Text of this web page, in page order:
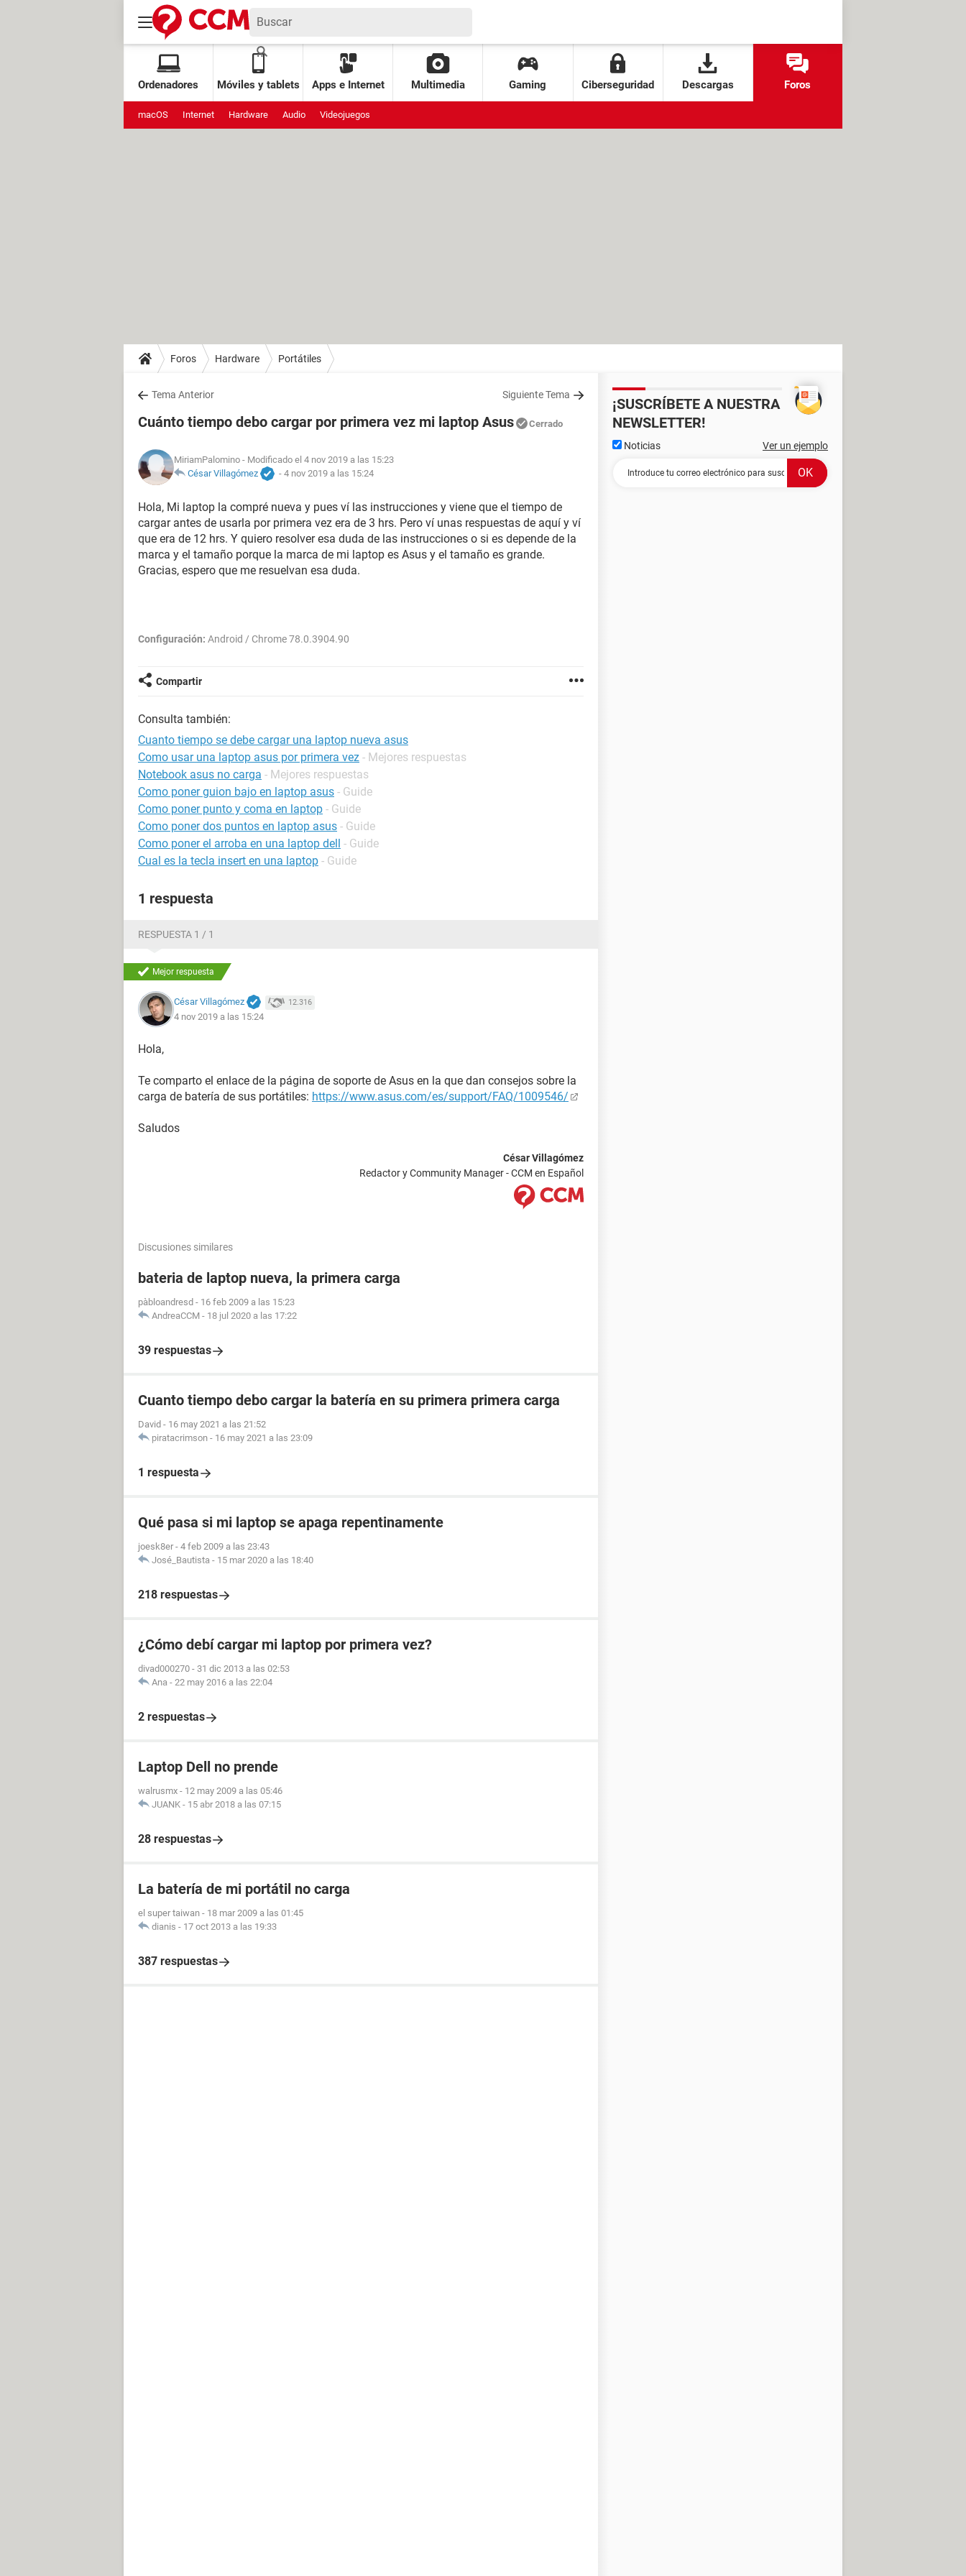
Ordenadores Móviles y tablets Apps e Internet Multimedia Gaming Ciberseguridad Descargas Foros
macOS Internet Hardware Audio Videojuegos
Foros Hardware Portátiles
Tema Anterior Siguiente Tema
Cuánto tiempo debo cargar por primera vez mi laptop Asus Cerrado
MiriamPalomino - Modificado el 4 nov 2019 a las 15:23
César Villagómez
- 4 nov 2019 a las 15:24
Hola, Mi laptop la compré nueva y pues ví las instrucciones y viene que el tiempo de
cargar antes de usarla por primera vez era de 3 hrs. Pero ví unas respuestas de aquí y ví
que era de 12 hrs. Y quiero resolver esa duda de las instrucciones o si es depende de la
marca y el tamaño porque la marca de mi laptop es Asus y el tamaño es grande.
Gracias, espero que me resuelvan esa duda.
Configuración: Android / Chrome 78.0.3904.90
Compartir
Consulta también:
Cuanto tiempo se debe cargar una laptop nueva asus
Como usar una laptop asus por primera vez - Mejores respuestas
Notebook asus no carga - Mejores respuestas
Como poner guion bajo en laptop asus - Guide
Como poner punto y coma en laptop - Guide
Como poner dos puntos en laptop asus - Guide
Como poner el arroba en una laptop dell - Guide
Cual es la tecla insert en una laptop - Guide
1 respuesta
RESPUESTA 1 / 1
Mejor respuesta
César Villagómez 12.316
4 nov 2019 a las 15:24
Hola,
Te comparto el enlace de la página de soporte de Asus en la que dan consejos sobre la
carga de batería de sus portátiles: https://www.asus.com/es/support/FAQ/1009546/
Saludos
César Villagómez
Redactor y Community Manager - CCM en Español
Discusiones similares
bateria de laptop nueva, la primera carga
pàbloandresd - 16 feb 2009 a las 15:23
AndreaCCM - 18 jul 2020 a las 17:22
39 respuestas
Cuanto tiempo debo cargar la batería en su primera primera carga
David - 16 may 2021 a las 21:52
piratacrimson - 16 may 2021 a las 23:09
1 respuesta
Qué pasa si mi laptop se apaga repentinamente
joesk8er - 4 feb 2009 a las 23:43
José_Bautista - 15 mar 2020 a las 18:40
218 respuestas
¿Cómo debí cargar mi laptop por primera vez?
divad000270 - 31 dic 2013 a las 02:53
Ana - 22 may 2016 a las 22:04
2 respuestas
Laptop Dell no prende
walrusmx - 12 may 2009 a las 05:46
JUANK - 15 abr 2018 a las 07:15
28 respuestas
La batería de mi portátil no carga
el super taiwan - 18 mar 2009 a las 01:45
dianis - 17 oct 2013 a las 19:33
387 respuestas
¡SUSCRÍBETE A NUESTRA
NEWSLETTER!
Noticias Ver un ejemplo